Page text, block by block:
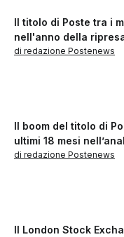
Il titolo di Poste tra i
nell'anno della
di redazione Postenews
Il boom del titolo di
ultimi 18 mesi
di redazione Postenews
Il London Stock